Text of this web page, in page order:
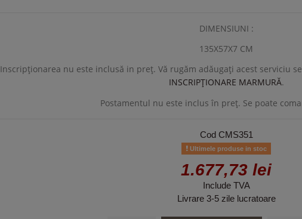
DIMENSIUNI :
135X57X7 CM
Inscripționarea nu este inclusă in preț. Vă rugăm adăugați acest serviciu
INSCRIPȚIONARE MARMURĂ.
Postamentul nu este inclus în preț. Se poate
Cod CMS351
Ultimele produse in stoc
1.677,73 lei
Include TVA
Livrare 3-5 zile lucratoare